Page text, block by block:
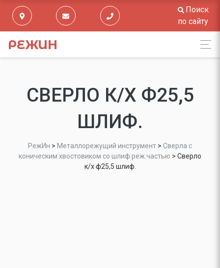
Поиск
по сайту
РЕЖИН
СВЕРЛО К/Х Ф25,5
ШЛИФ.
РежИн > Металлорежущий инструмент > Сверла с
коническим хвостовиком со шлиф.реж.частью > Сверло
к/х ф25,5 шлиф.